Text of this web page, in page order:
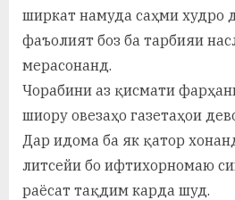
ширкат намуда саҳми худро
фаъолият боз ба тарбияи
мерасонанд.
Чорабини аз қисмати
шиору овезаҳо газетаҳои
Дар идома ба як қатор
литсейи бо ифтихорномаю
раёсат тақдим карда шуд.